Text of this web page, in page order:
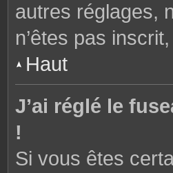
autres réglages,
n’êtes pas
Haut
J’ai réglé le
!
Si vous êtes